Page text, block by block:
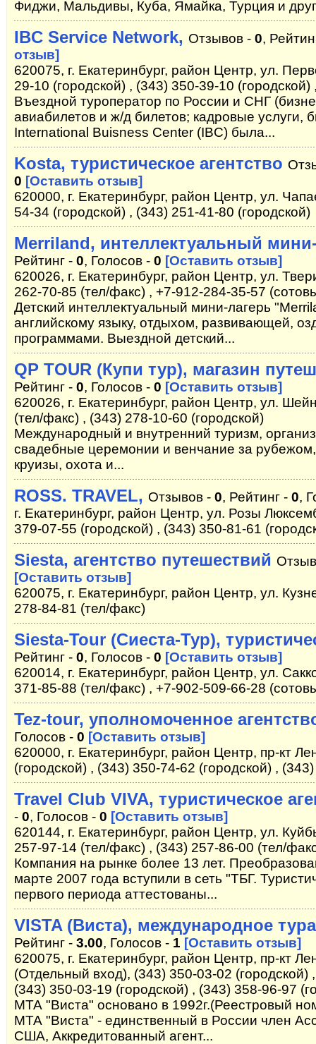
Фиджи, Мальдивы, Куба, Ямайка, Турция и
IBC Service Network, Отзывов - 0,
отзыв]
620075, г. Екатеринбург, район Центр, ул.
29-10 (городской) , (343) 350-39-10
Въездной туроператор по России и СНГ
авиабилетов и ж/д билетов; кадровые услуги,
International Buisness Center (IBC) была...
Kosta, туристическое агентство
0 [Оставить отзыв]
620000, г. Екатеринбург, район Центр, ул.
54-34 (городской) , (343) 251-41-80 (городской)
Merriland, интеллектуальный
Рейтинг - 0, Голосов - 0 [Оставить отзыв]
620026, г. Екатеринбург, район Центр, ул.
262-70-85 (тел/факс) , +7-912-284-35-57
Детский интеллектуальный мини-лагерь
английскому языку, отдыхом, развивающей,
программами. Выездной детский...
QP TOUR (Купи тур), магазин
Рейтинг - 0, Голосов - 0 [Оставить отзыв]
620026, г. Екатеринбург, район Центр, ул.
(тел/факс) , (343) 278-10-60 (городской)
Международный и внутренний туризм,
свадебные церемонии и венчание за
круизы, охота и...
ROSS. TRAVEL, Отзывов - 0, Рейтинг - 0,
г. Екатеринбург, район Центр, ул. Розы
379-07-55 (городской) , (343) 350-81-61
Siesta, агентство путешествий
[Оставить отзыв]
620075, г. Екатеринбург, район Центр, ул.
278-84-81 (тел/факс)
Siesta-Tour (Сиеста-Тур),
Рейтинг - 0, Голосов - 0 [Оставить отзыв]
620014, г. Екатеринбург, район Центр, ул.
371-85-88 (тел/факс) , +7-902-509-66-28
Tez-tour, уполномоченное
Голосов - 0 [Оставить отзыв]
620000, г. Екатеринбург, район Центр, пр-кт
(городской) , (343) 350-74-62 (городской) ,
Travel Club VIVA, туристическое
- 0, Голосов - 0 [Оставить отзыв]
620144, г. Екатеринбург, район Центр, ул.
257-97-14 (тел/факс) , (343) 257-86-00 (тел/
Компания на рынке более 13 лет.
марте 2007 года вступили в сеть "ТБГ.
первого периода аттестованы...
VISTA (Виста), международное
Рейтинг - 3.00, Голосов - 1 [Оставить отзыв]
620075, г. Екатеринбург, район Центр, пр-кт
(Отдельный вход), (343) 350-03-02 (городской)
(343) 350-03-19 (городской) , (343) 358-96-97
МТА "Виста" основано в 1992г.(Реестровый
МТА "Виста" - единственный в России член
США, Аккредитованный агент...